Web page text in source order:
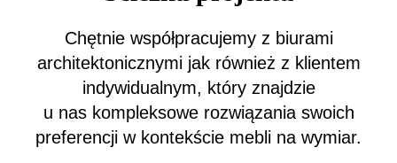
Chętnie współpracujemy z biurami
architektonicznymi jak również z klientem
indywidualnym, który znajdzie
u nas kompleksowe rozwiązania swoich
preferencji w kontekście mebli na wymiar.